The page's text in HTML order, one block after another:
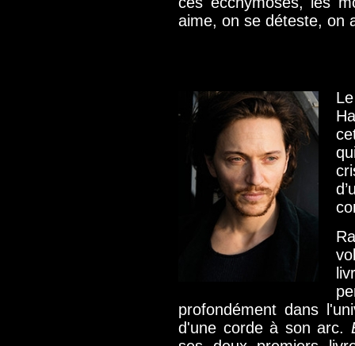
aime, on se déteste, on
profondément dans
d'une corde à son arc.